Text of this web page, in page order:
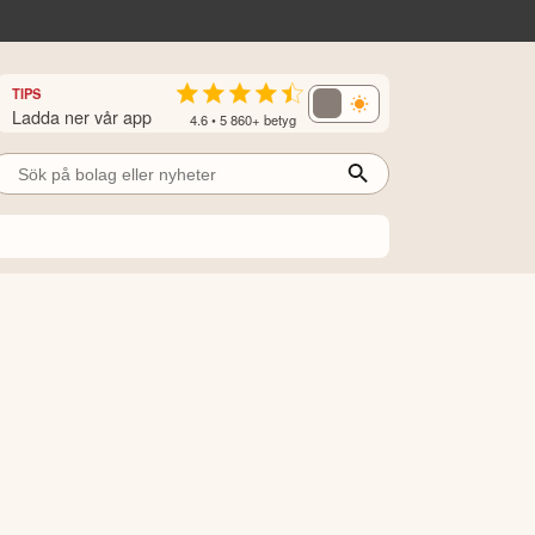
TIPS
Ladda ner vår app 4.6 • 5 860+ betyg